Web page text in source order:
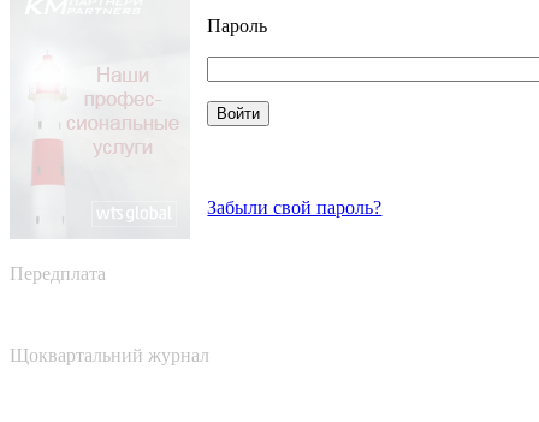
Пароль
Забыли свой пароль?
Передплата
Щоквартальний журнал